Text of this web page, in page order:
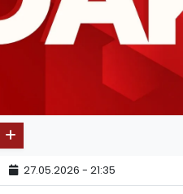
27.05.2026 - 21:35